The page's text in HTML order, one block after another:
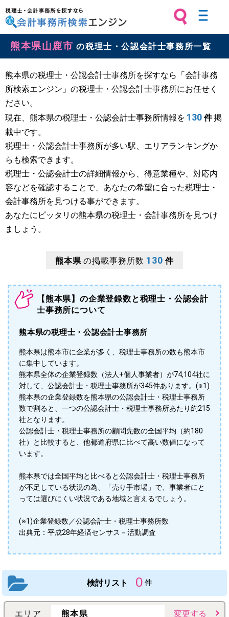
税理士・会計事務所を探すなら 会計
事務所検索エンジン
熊本県山鹿市 の税理士・公認会計士事務所一覧
熊本県の税理士・公認会計士事務所を探すなら「会計事務
所検索エンジン」の税理士・公認会計士事務所にお任せく
ださい。
現在、熊本県の税理士・公認会計士事務所情報を 130 件掲
載中です。
税理士・公認会計士事務所が多い駅、エリアランキングか
らも検索できます。
税理士・公認会計士の詳細情報から、得意業種や、対応内
容などを確認することで、あなたの希望に合った税理士・
会計事務所を見つける事ができます。
あなたにピッタリの熊本県の税理士・会計事務所を見つけ
ましょう。
熊本県 の掲載事務所数 130 件
【熊本県】の企業登録数と税理士・公認会計
士事務所について
熊本県の税理士・公認会計士事務所
熊本県は熊本市に企業が多く、税理士事務所の数も熊本市
に集中しています。
熊本県全体の企業登録数（法人+個人事業者）が74,104社に
対して、公認会計士・税理士事務所が345件あります。(※1)
熊本県の企業登録数を熊本県の公認会計士・税理士事務所
数で割ると、一つの公認会計士・税理士事務所あたり約215
社となります。
公認会計士・税理士事務所の顧問先数の全国平均（約180
社）と比較すると、他都道府県に比べて高い数値になって
います。
熊本県では全国平均と比べると公認会計士・税理士事務所
が不足している状況の為、「売り手市場」で、事業者にと
っては選びにくい状況である地域と言えるでしょう。
(※1)企業登録数／公認会計士・税理士事務所数
出典元：平成28年経済センサス－活動調査
検討リスト 0 件
エリア 熊本県 変更する